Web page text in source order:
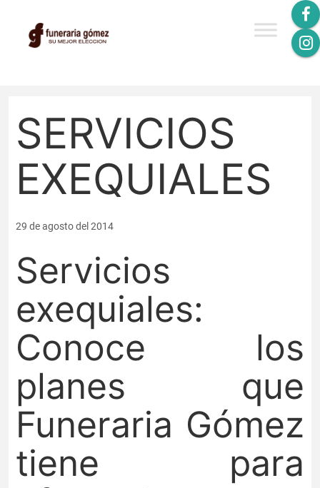
SERVICIOS
EXEQUIALES
29 de agosto del 2014
Servicios
exequiales:
Conoce los
planes que
Funeraria Gómez
tiene para